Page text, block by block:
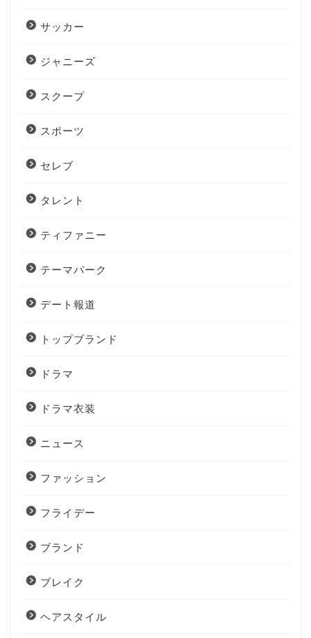
サッカー
ジャニーズ
スクープ
スポーツ
セレブ
タレント
ティファニー
テーマパーク
デート報道
トップブランド
ドラマ
ドラマ衣装
ニュース
ファッション
フライデー
ブランド
ブレイク
ヘアスタイル